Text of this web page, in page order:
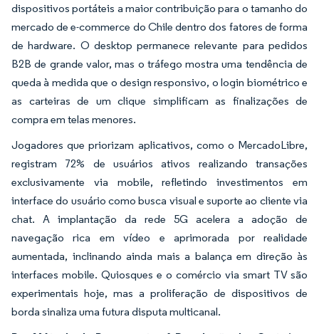
dispositivos portáteis a maior contribuição para o tamanho do
mercado de e-commerce do Chile dentro dos fatores de forma
de hardware. O desktop permanece relevante para pedidos
B2B de grande valor, mas o tráfego mostra uma tendência de
queda à medida que o design responsivo, o login biométrico e
as carteiras de um clique simplificam as finalizações de
compra em telas menores.
Jogadores que priorizam aplicativos, como o MercadoLibre,
registram 72% de usuários ativos realizando transações
exclusivamente via mobile, refletindo investimentos em
interface do usuário como busca visual e suporte ao cliente via
chat. A implantação da rede 5G acelera a adoção de
navegação rica em vídeo e aprimorada por realidade
aumentada, inclinando ainda mais a balança em direção às
interfaces mobile. Quiosques e o comércio via smart TV são
experimentais hoje, mas a proliferação de dispositivos de
borda sinaliza uma futura disputa multicanal.